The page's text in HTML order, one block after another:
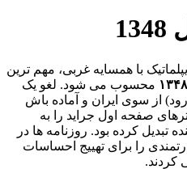
با همسایه غربی، مهم ترین
محسوب می شود. لغو یک
از سوی ایران و آماده باش
صفحه اول جراید را به
تبدیل کرده بود. روزنامه ها در
را برای تهییج احساسات
کردند.